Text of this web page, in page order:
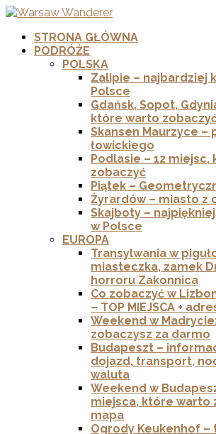
STRONA GŁÓWNA
PODRÓŻE
POLSKA
Zalipie – najbardziej
Polsce
Gdańsk, Sopot,
które warto
Skansen Maurzyce –
łowickiego
Podlasie – 12
zobaczyć
Piątek –
Żyrardów – miasto z
Skajboty –
w Polsce
EUROPA
Transylwania w
miasteczka, zamek
horroru Zakonnica
Co zobaczyć w
– TOP MIEJSCA +
Weekend w
zobaczysz za darmo
Budapeszt –
dojazd, transport,
waluta
Weekend w
miejsca, które warto
mapa
Ogrody Keukenhof –